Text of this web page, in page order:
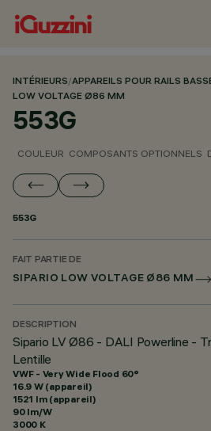
INTÉRIEURS/APPAREILS POUR RAILS
LOW VOLTAGE Ø86 MM
553G
COULEUR COMPOSANTS OPTIONNELS
553G
FAIT PARTIE DE
SIPARIO LOW VOLTAGE Ø86 MM
DESCRIPTION
Sipario LV Ø86 - DALI Powerline -
Lentille
VWF - Very Wide Flood 60°
16.9 W (appareil)
1521 lm (appareil)
90 lm/W
3000 K